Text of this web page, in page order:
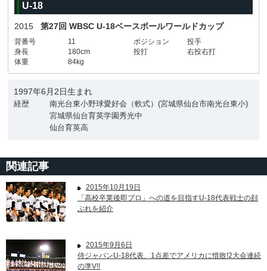
U-18
2015 第27回 WBSC U-18ベースボールワールドカップ
背番号 11 ポジション
投手
身長
180cm 投打
右投右打
体重
84kg
1997年6月2日生まれ
経歴
南光台東小野球愛好会（軟式）(宮城県仙台市南光台東小)
宮城県仙台育英学園秀光中
仙台育英高
関連記事
2015年10月19日
「高校卒業後即プロ」への道を目指すU-18代表戦士の顔
ぶれを紹介
2015年9月6日
侍ジャパンU-18代表、1点差でアメリカに惜敗!2大会連続
の準V!!